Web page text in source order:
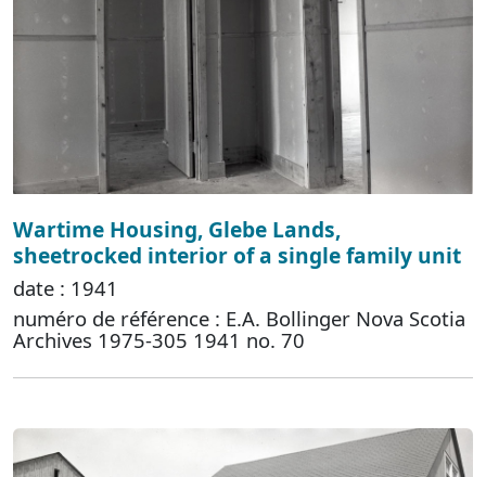
Wartime Housing, Glebe Lands,
sheetrocked interior of a single family unit
date : 1941
numéro de référence : E.A. Bollinger Nova Scotia
Archives 1975-305 1941 no. 70